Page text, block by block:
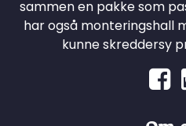
sammen en pakke som
har også monteringshall
kunne skreddersy